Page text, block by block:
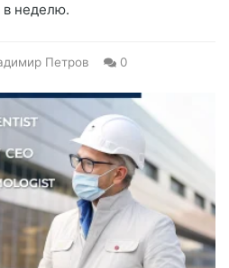
в неделю.
Петров 0